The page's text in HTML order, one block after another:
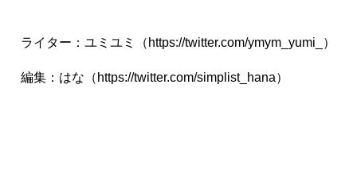
ライター：ユミユミ（ https://twitter.com/ymym_yumi_ ）
編集：はな（ https://twitter.com/simplist_hana）